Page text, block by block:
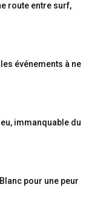
route entre surf,
événements à ne
immanquable du
pour une peur